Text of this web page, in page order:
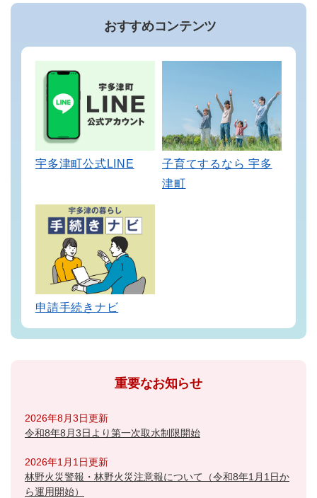
おすすめコンテンツ
宇多津町公式LINE
子育てするなら 宇多
津町
申請手続きナビ
重要なお知らせ
2026年8月3日更新
令和8年8月3日より第一次取水制限開始
2026年1月1日更新
林野火災警報・林野火災注意報について（令和8年1月1日か
ら運用開始）